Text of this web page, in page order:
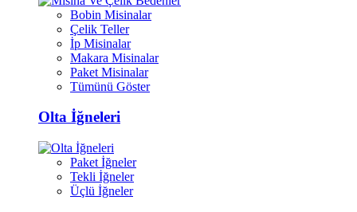
Bobin Misinalar
Çelik Teller
İp Misinalar
Makara Misinalar
Paket Misinalar
Tümünü Göster
Olta İğneleri
Paket İğneler
Tekli İğneler
Üçlü İğneler